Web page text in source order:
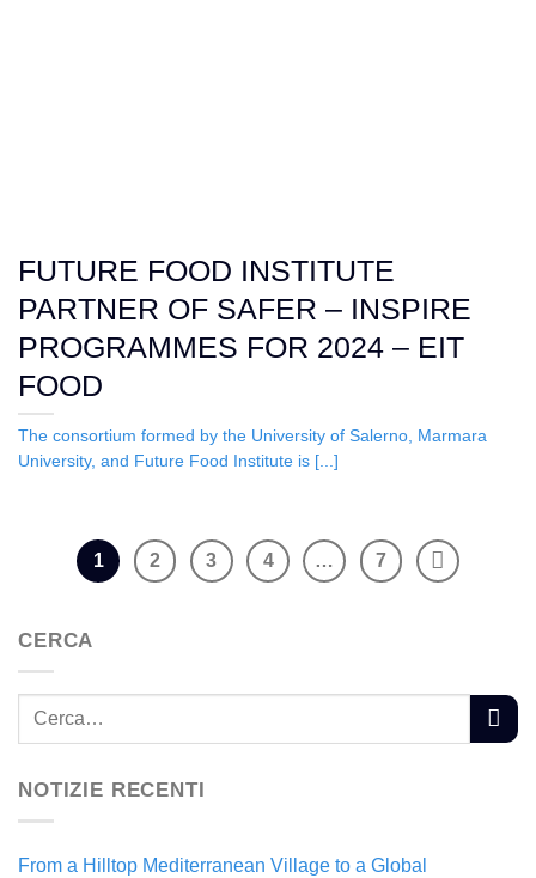
FUTURE FOOD INSTITUTE
PARTNER OF SAFER – INSPIRE
PROGRAMMES FOR 2024 – EIT
FOOD
The consortium formed by the University of Salerno, Marmara
University, and Future Food Institute is [...]
1 2 3 4 … 7
CERCA
NOTIZIE RECENTI
From a Hilltop Mediterranean Village to a Global